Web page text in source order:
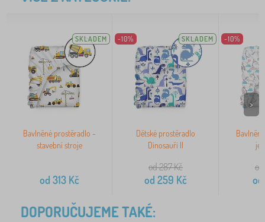
SKLADEM
Bavlněné prostěradlo -
stavební stroje
od 313Kč
-10% SKLADEM
Dětské prostěradlo
Dinosauři II
od 287Kč
od 259 Kč
-10%
od
>
DOPORUČUJEME TAKÉ: